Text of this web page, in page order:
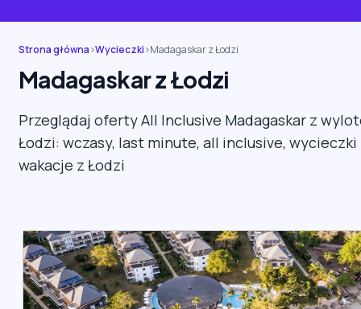
Strona główna›Wycieczki›Madagaskar z Łodzi
Madagaskar z Łodzi
Przeglądaj oferty All Inclusive Madagaskar z
Łodzi: wczasy, last minute, all inclusive, wycieczki
wakacje z Łodzi